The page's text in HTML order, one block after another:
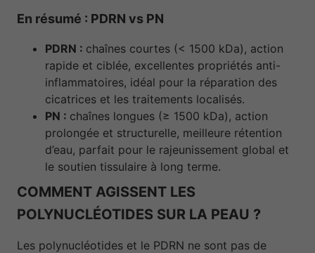
En résumé : PDRN vs PN
PDRN : chaînes courtes (< 1500 kDa), action
rapide et ciblée, excellentes propriétés anti-
inflammatoires, idéal pour la réparation des
cicatrices et les traitements localisés.
PN : chaînes longues (≥ 1500 kDa), action
prolongée et structurelle, meilleure rétention
d’eau, parfait pour le rajeunissement global et
le soutien tissulaire à long terme.
COMMENT AGISSENT LES
POLYNUCLÉOTIDES SUR LA PEAU ?
Les polynucléotides et le PDRN ne sont pas de